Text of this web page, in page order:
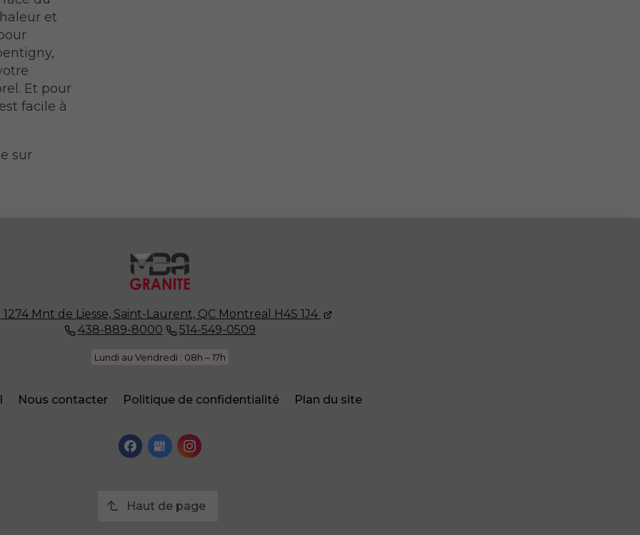
et
Et pour
facile à
sur
1274 Mnt de Liesse, Saint-Laurent, QC Montreal
H4S 1J4
438-889-8000
514-549-0509
Lundi au Vendredi : 08h – 17h
Nous contacter Politique de confidentialité Plan du site
Haut de page